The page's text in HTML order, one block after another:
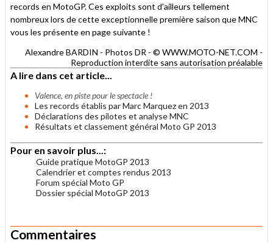
records en MotoGP. Ces exploits sont d'ailleurs tellement
nombreux lors de cette exceptionnelle première saison que MNC
vous les présente en page suivante !
Alexandre BARDIN - Photos DR - © WWW.MOTO-NET.COM -
Reproduction interdite sans autorisation préalable
A lire dans cet article...
Valence, en piste pour le spectacle !
Les records établis par Marc Marquez en 2013
Déclarations des pilotes et analyse MNC
Résultats et classement général Moto GP 2013
Pour en savoir plus...:
Guide pratique MotoGP 2013
Calendrier et comptes rendus 2013
Forum spécial Moto GP
Dossier spécial MotoGP 2013
Commentaires